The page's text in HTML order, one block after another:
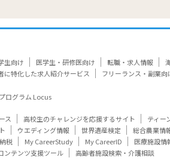
生向け 医学生・研修医向け 転職・求人情報
に特化した求人紹介サービス フリーランス・副業
ログラム Locus
ス 高校生のチャレンジを応援するサイト ティー
ウエディング情報 世界遺産検定 総合農業情
税 My CareerStudy My CareerID 医療施設情
ンテンツ支援ツール 高齢者施設検索・介護相談